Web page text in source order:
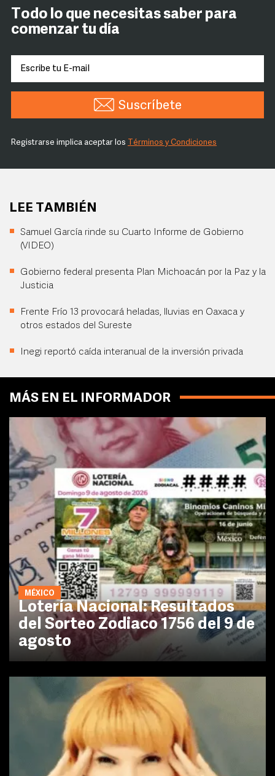
Todo lo que necesitas saber para
comenzar tu día
Suscríbete
Registrarse implica aceptar los Términos y Condiciones
LEE TAMBIÉN
Samuel García rinde su Cuarto Informe de Gobierno
(VIDEO)
Gobierno federal presenta Plan Michoacán por la Paz y la
Justicia
Frente Frío 13 provocará heladas, lluvias en Oaxaca y
otros estados del Sureste
Inegi reportó caída interanual de la inversión privada
MÁS EN EL INFORMADOR
MÉXICO
Lotería Nacional: Resultados
del Sorteo Zodiaco 1756 del 9 de
agosto